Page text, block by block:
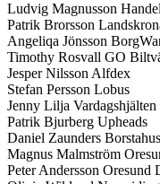
Ludvig Magnusson
Patrik Brorsson
Angeliqa Jönsson
Timothy Rosvall GO
Jesper Nilsson Alfdex
Stefan Persson Lobus
Jenny Lilja Vardagshjälten
Patrik Bjurberg Upheads
Daniel Zaunders
Magnus Malmström
Peter Andersson Oresund